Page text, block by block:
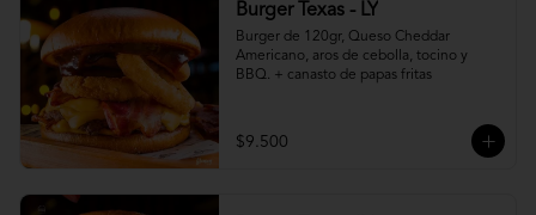
Burger Texas - LY
Burger de 120gr, Queso Cheddar
Americano, aros de cebolla, tocino y
BBQ. + canasto de papas fritas
$9.500